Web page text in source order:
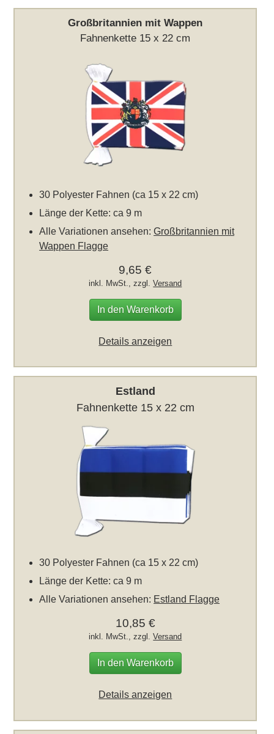
Großbritannien mit Wappen
Fahnenkette 15 x 22 cm
30 Polyester Fahnen (ca 15 x 22 cm)
Länge der Kette: ca 9 m
Alle Variationen ansehen:Großbritannien mit
Wappen Flagge
9,65 €
inkl. MwSt., zzgl.Versand
In den Warenkorb
Details anzeigen
Estland
Fahnenkette 15 x 22 cm
30 Polyester Fahnen (ca 15 x 22 cm)
Länge der Kette: ca 9 m
Alle Variationen ansehen: Estland Flagge
10,85 €
inkl. MwSt., zzgl.Versand
In den Warenkorb
Details anzeigen